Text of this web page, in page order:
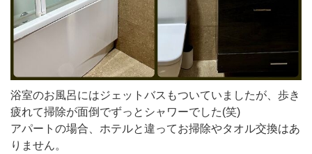
浴室のお風呂にはジェットバスもついていましたが、歩き
疲れて掃除が面倒でずっとシャワーでした(笑)
アパートの場合、ホテルと違ってお掃除やタオル交換はあ
りません。